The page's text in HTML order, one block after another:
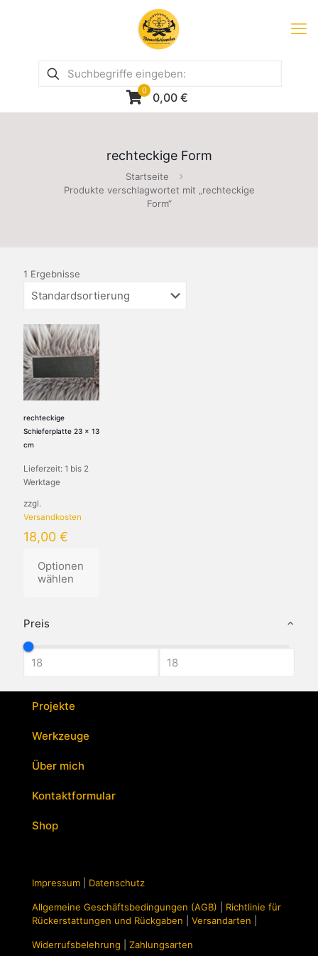
0 0,00 €
rechteckige Form
Startseite
Produkte verschlagwortet mit „rechteckige
Form“
Preis
1 Ergebnisse
rechteckige
Schieferplatte 23 x 13
cm
Lieferzeit: 1 bis 2
Werktage
zzgl.
Versandkosten
18,00 €
Optionen
wählen
Produkt
mehrere
Varianten
Optionen
können
der
gewählt
Projekte
Werkzeuge
Über mich
Kontaktformular
Shop
Impressum Datenschutz
Allgemeine Geschäftsbedingungen (AGB)
Richtlinie für
Rückerstattungen und Rückgaben
Versandarten
Widerrufsbelehrung Zahlungsarten